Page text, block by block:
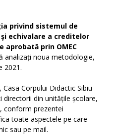
privind sistemul de
echivalare a creditelor
aprobată prin OMEC
analizați noua metodologie,
2021.
Corpului Didactic Sibiu
din unitățile școlare,
conform prezentei
toate aspectele pe care
sau pe mail.